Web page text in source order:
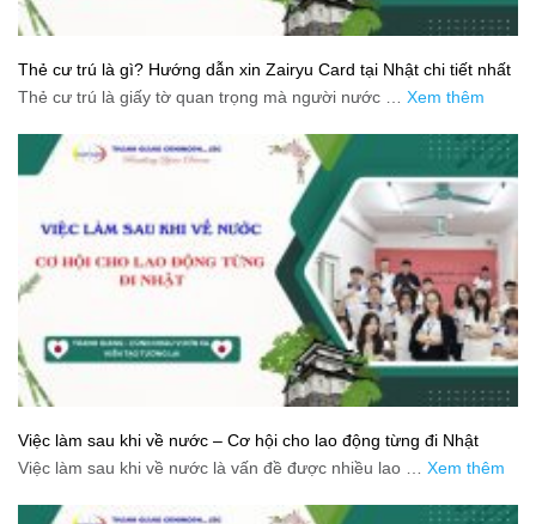
Thẻ cư trú là gì? Hướng dẫn xin Zairyu Card tại Nhật chi tiết nhất
Thẻ cư trú là giấy tờ quan trọng mà người nước … Xem thêm
Việc làm sau khi về nước – Cơ hội cho lao động từng đi Nhật
Việc làm sau khi về nước là vấn đề được nhiều lao … Xem thêm